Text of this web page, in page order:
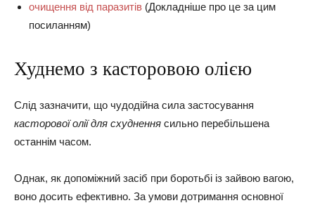
очищення від паразитів (Докладніше про це за цим
посиланням)
Худнемо з касторовою олією
Слід зазначити, що чудодійна сила застосування
касторової олії для схуднення сильно перебільшена
останнім часом.
Однак, як допоміжний засіб при боротьбі із зайвою вагою,
воно досить ефективно. За умови дотримання основної